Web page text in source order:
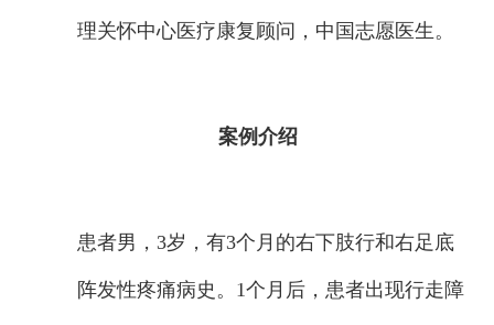
理关怀中心医疗康复顾问，中国志愿医生。
案例介绍
患者男，3岁，有3个月的右下肢行和右足底
阵发性疼痛病史。1个月后，患者出现行走障